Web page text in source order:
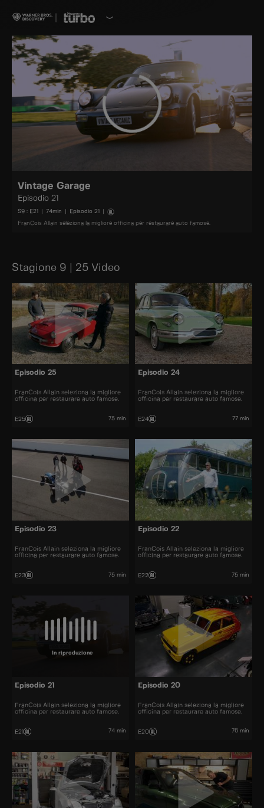
Vintage Garage
Episodio 21
S9 : E21 74min Episodio 21
FranCois Allain seleziona la migliore officina per restaurare auto famose.
Stagione 9 | 25 Video
Episodio 25
FranCois Allain seleziona la migliore
officina per restaurare auto famose.
E25 75 min
Episodio 24
FranCois Allain seleziona la migliore
officina per restaurare auto famose.
E24 77 min
Episodio 23
FranCois Allain seleziona la migliore
officina per restaurare auto famose.
E23 75 min
Episodio 22
FranCois Allain seleziona la migliore
officina per restaurare auto famose.
E22 75 min
In riproduzione
Episodio 21
FranCois Allain seleziona la migliore
officina per restaurare auto famose.
E21 74 min
Episodio 20
FranCois Allain seleziona la migliore
officina per restaurare auto famose.
E20 76 min